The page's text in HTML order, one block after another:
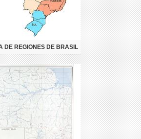
DE REGIONES DE BRASIL